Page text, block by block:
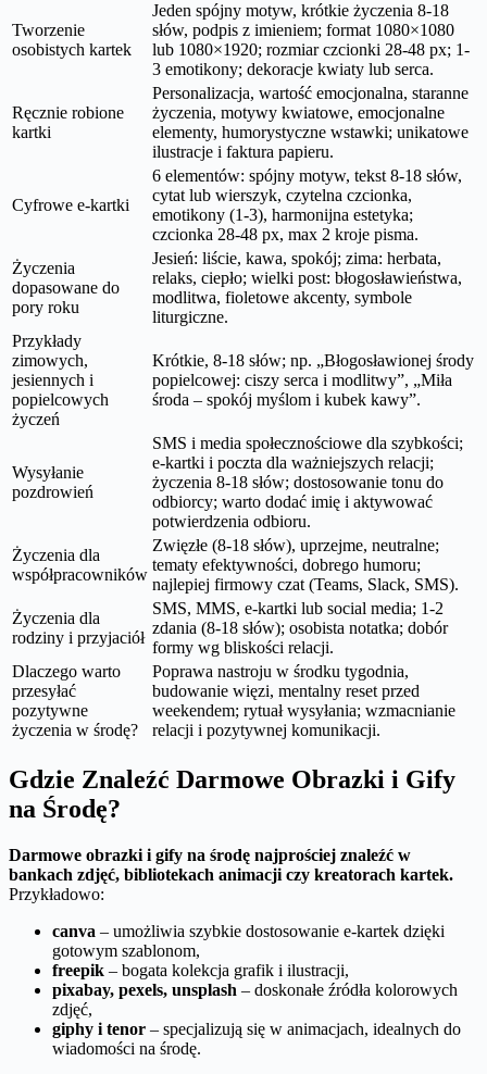
Tworzenie
osobistych kartek
Jeden spójny motyw, krótkie życzenia 8-18
słów, podpis z imieniem; format 1080×1080
lub 1080×1920; rozmiar czcionki 28-48 px; 1-
3 emotikony; dekoracje kwiaty lub serca.
Ręcznie robione
kartki
Personalizacja, wartość emocjonalna, staranne
życzenia, motywy kwiatowe, emocjonalne
elementy, humorystyczne wstawki; unikatowe
ilustracje i faktura papieru.
Cyfrowe e-kartki
6 elementów: spójny motyw, tekst 8-18 słów,
cytat lub wierszyk, czytelna czcionka,
emotikony (1-3), harmonijna estetyka;
czcionka 28-48 px, max 2 kroje pisma.
Życzenia
dopasowane do
pory roku
Jesień: liście, kawa, spokój; zima: herbata,
relaks, ciepło; wielki post: błogosławieństwa,
modlitwa, fioletowe akcenty, symbole
liturgiczne.
Przykłady
zimowych,
jesiennych i
popielcowych
życzeń
Krótkie, 8-18 słów; np. „Błogosławionej środy
popielcowej: ciszy serca i modlitwy”, „Miła
środa – spokój myślom i kubek kawy”.
Wysyłanie
pozdrowień
SMS i media społecznościowe dla szybkości;
e-kartki i poczta dla ważniejszych relacji;
życzenia 8-18 słów; dostosowanie tonu do
odbiorcy; warto dodać imię i aktywować
potwierdzenia odbioru.
Życzenia dla
współpracowników
Zwięzłe (8-18 słów), uprzejme, neutralne;
tematy efektywności, dobrego humoru;
najlepiej firmowy czat (Teams, Slack, SMS).
Życzenia dla
rodziny i przyjaciół
SMS, MMS, e-kartki lub social media; 1-2
zdania (8-18 słów); osobista notatka; dobór
formy wg bliskości relacji.
Dlaczego warto
przesyłać
pozytywne
życzenia w środę?
Poprawa nastroju w środku tygodnia,
budowanie więzi, mentalny reset przed
weekendem; rytuał wysyłania; wzmacnianie
relacji i pozytywnej komunikacji.
Gdzie Znaleźć Darmowe Obrazki i Gify
na Środę?
Darmowe obrazki i gify na środę najprościej znaleźć w
bankach zdjęć, bibliotekach animacji czy kreatorach kartek.
Przykładowo:
canva – umożliwia szybkie dostosowanie e-kartek dzięki
gotowym szablonom,
freepik – bogata kolekcja grafik i ilustracji,
pixabay, pexels, unsplash – doskonałe źródła kolorowych
zdjęć,
giphy i tenor – specjalizują się w animacjach, idealnych do
wiadomości na środę.